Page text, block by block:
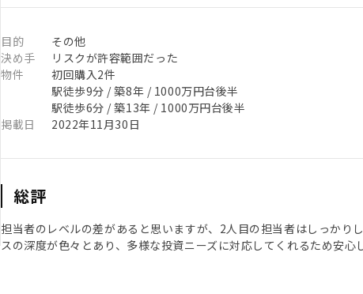
目的
その他
決め手
リスクが許容範囲だった
物件
初回購入2件
駅徒歩9分 / 築8年 / 1000万円台後半
駅徒歩6分 / 築13年 / 1000万円台後半
掲載日
2022年11月30日
総評
担当者のレベルの差があると思いますが、2人目の担当者はしっかり
スの深度が色々とあり、多様な投資ニーズに対応してくれるため安心